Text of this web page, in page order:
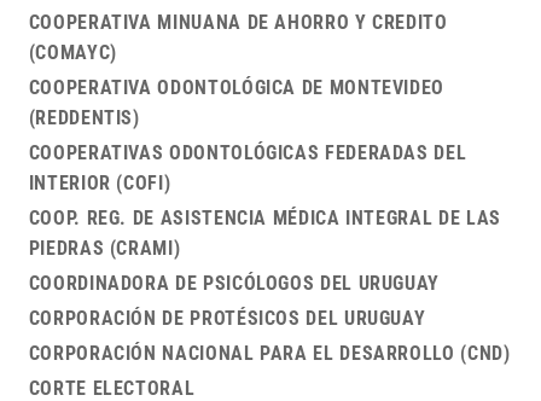
COOPERATIVA MINUANA DE AHORRO Y CREDITO
(COMAYC)
COOPERATIVA ODONTOLÓGICA DE MONTEVIDEO
(REDDENTIS)
COOPERATIVAS ODONTOLÓGICAS FEDERADAS DEL
INTERIOR (COFI)
COOP. REG. DE ASISTENCIA MÉDICA INTEGRAL DE LAS
PIEDRAS (CRAMI)
COORDINADORA DE PSICÓLOGOS DEL URUGUAY
CORPORACIÓN DE PROTÉSICOS DEL URUGUAY
CORPORACIÓN NACIONAL PARA EL DESARROLLO (CND)
CORTE ELECTORAL